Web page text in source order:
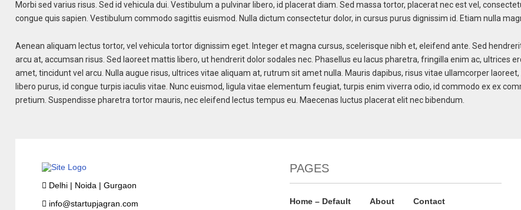
Morbi sed varius risus. Sed id vehicula dui. Vestibulum a pulvinar libero, id placerat diam. Sed massa tortor, placerat nec est vel,
congue quis sapien. Vestibulum commodo sagittis euismod. Nulla dictum consectetur dolor, in cursus purus dignissim id. Etiam nulla
Aenean aliquam lectus tortor, vel vehicula tortor dignissim eget. Integer et magna cursus, scelerisque nibh et, eleifend ante. Sed
arcu at, accumsan risus. Sed laoreet mattis libero, ut hendrerit dolor sodales nec. Phasellus eu lacus pharetra, fringilla enim ac, ultrices
amet, tincidunt vel arcu. Nulla augue risus, ultrices vitae aliquam at, rutrum sit amet nulla. Mauris dapibus, risus vitae ullamcorper
libero purus, id congue turpis iaculis vitae. Nunc euismod, ligula vitae elementum feugiat, turpis enim viverra odio, id commodo ex ex
pretium. Suspendisse pharetra tortor mauris, nec eleifend lectus tempus eu. Maecenas luctus placerat elit nec bibendum.
Delhi | Noida | Gurgaon
info@startupjagran.com
PAGES
Home – Default About Contact